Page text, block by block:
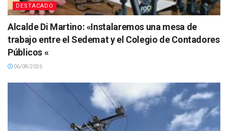
DESTACADO
Alcalde Di Martino: «Instalaremos una mesa de
trabajo entre el Sedemat y el Colegio de Contadores
Públicos «
06/08/2026